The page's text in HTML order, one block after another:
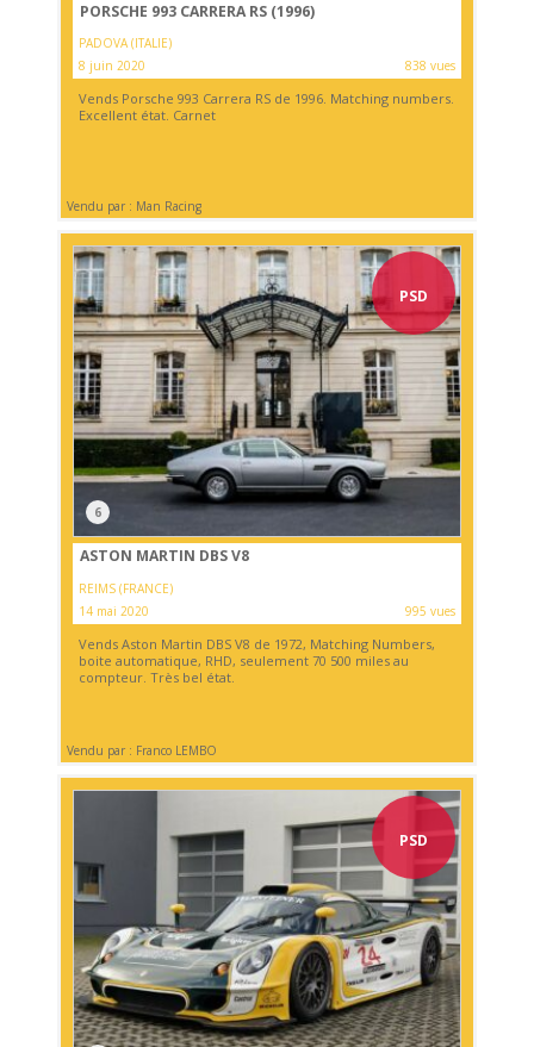
PORSCHE 993 CARRERA RS (1996)
PADOVA (ITALIE)
8 juin 2020
838 vues
Vends Porsche 993 Carrera RS de 1996. Matching numbers.
Excellent état. Carnet
Vendu par : Man Racing
PSD
6
ASTON MARTIN DBS V8
REIMS (FRANCE)
14 mai 2020
995 vues
Vends Aston Martin DBS V8 de 1972, Matching Numbers,
boite automatique, RHD, seulement 70 500 miles au
compteur. Très bel état.
Vendu par : Franco LEMBO
PSD